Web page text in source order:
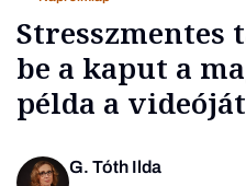
Stresszmentes
be a kaput a
példa a
G. Tóth Ilda